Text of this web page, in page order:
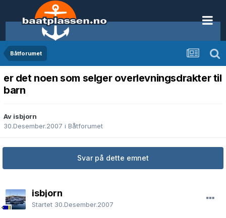
Båtforumet
er det noen som selger overlevningsdrakter til
barn
Av isbjorn
30.Desember.2007 i Båtforumet
Svar på dette emnet
isbjorn
Startet 30.Desember.2007